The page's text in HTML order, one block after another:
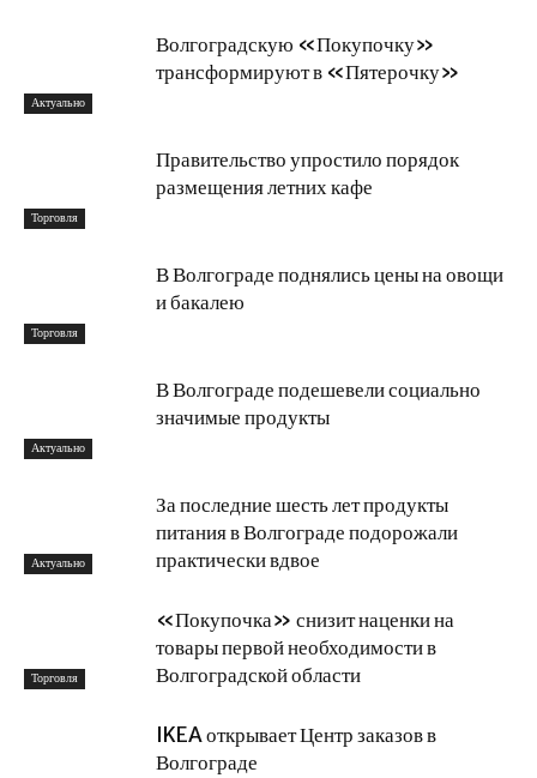
Актуально
Волгоградскую «Покупочку»
трансформируют в «Пятерочку»
Торговля
Правительство упростило порядок
размещения летних кафе
Торговля
В Волгограде поднялись цены на овощи
и бакалею
Актуально
В Волгограде подешевели социально
значимые продукты
Актуально
За последние шесть лет продукты
питания в Волгограде подорожали
практически вдвое
Торговля
«Покупочка» снизит наценки на
товары первой необходимости в
Волгоградской области
IKEA открывает Центр заказов в
Волгограде